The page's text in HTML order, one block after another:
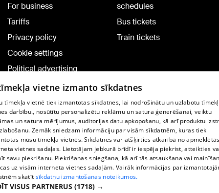
For business
Tariffs
Privacy policy
Cookie settings
Political advertising
Cookie policy
Commenting terms
schedules
Bus tickets
Train tickets
TV program
Contract rules
360 Ziņu kontakti
Helio Media
vietne izmanto sīkdatnes
tīmekļa vietnē tiek izmantotas sīkdatnes, lai nodrošinātu un uzlabotu
darbību., nosūtītu personalizētu reklāmu un satura ģenerēšanai, veiktu
un satura mērījumus, auditorijas datu apkopošanu, kā arī produktu
Zemāk sniedzam informāciju par visām sīkdatnēm, kuras tiek
mūsu tīmekļa vietnēs. Sīkdatnes var atšķirties atkarībā no
vietnes sadaļas. Lietotājam jebkurā brīdī ir iespēja piekrist, atteikties
savu piekrišanu. Piekrišanas sniegšana, kā arī tās atsaukšana vai
uz visām interneta vietnes sadaļām. Vairāk informācijas par
skatīt sīkdatņu izmantošanas noteikumos.
VISUS PARTNERUS (1718) →